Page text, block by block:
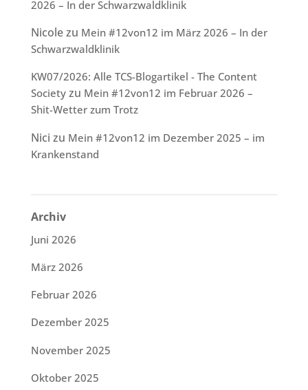
2026 – In der Schwarzwaldklinik
Nicolezu Mein #12von12 im März 2026 – In der
Schwarzwaldklinik
KW07/2026: Alle TCS-Blogartikel - The Content
Societyzu Mein #12von12 im Februar 2026 –
Shit-Wetter zum Trotz
Nici zu Mein #12von12 im Dezember 2025 – im
Krankenstand
Archiv
Juni 2026
März 2026
Februar 2026
Dezember 2025
November 2025
Oktober 2025